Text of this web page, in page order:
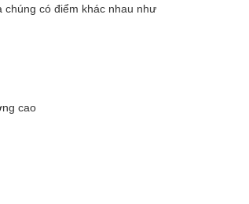
có điểm khác nhau như
cao